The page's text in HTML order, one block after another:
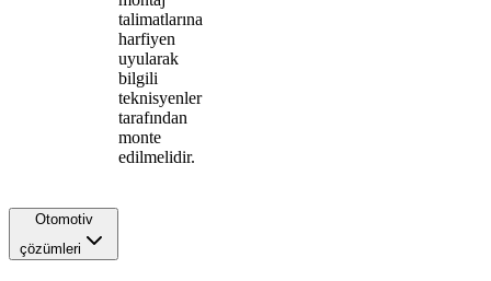
talimatlarına
harfiyen
uyularak
bilgili
teknisyenler
tarafından
monte
edilmelidir.
Otomotiv
çözümleri